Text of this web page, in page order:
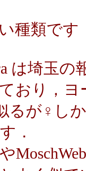
種類です
は埼玉
おり，ヨ
るが♀し
．